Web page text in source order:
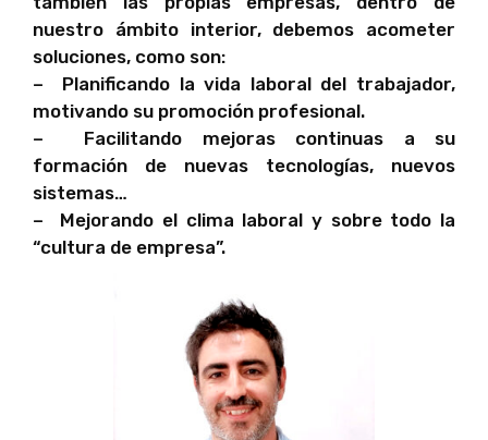
nuestro ámbito interior, debemos acometer
soluciones, como son:
– Planificando la vida laboral del trabajador,
motivando su promoción profesional.
– Facilitando mejoras continuas a su
formación de nuevas tecnologías, nuevos
sistemas…
– Mejorando el clima laboral y sobre todo la
“cultura de empresa”.